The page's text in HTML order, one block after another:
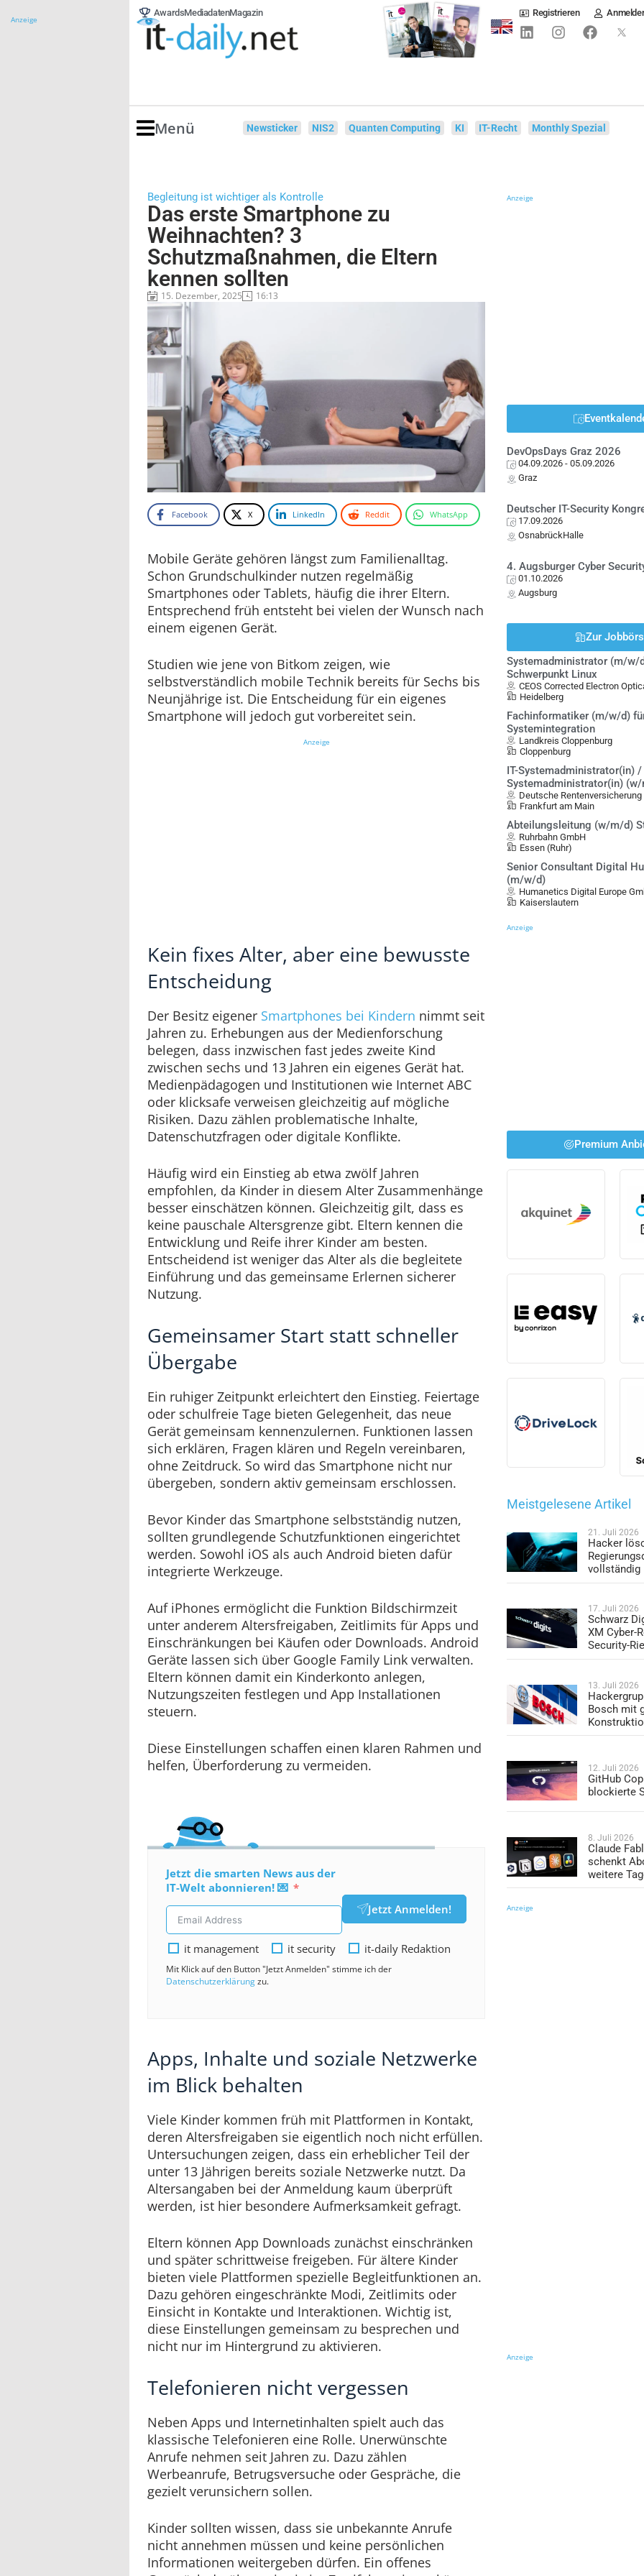
Anzeige
AwardsMediadatenMagazin Registrieren
Menü Newsticker NIS2 Quanten Computing KI IT-Recht Monthly Spezial
Begleitung ist wichtiger als Kontrolle
Das erste Smartphone zu
Weihnachten? 3
Schutzmaßnahmen, die Eltern
kennen sollten
15. Dezember, 2025 16:13
Facebook X LinkedIn Reddit WhatsApp
Mobile Geräte gehören längst zum Familienalltag.
Schon Grundschulkinder nutzen regelmäßig
Smartphones oder Tablets, häufig die ihrer Eltern.
Entsprechend früh entsteht bei vielen der Wunsch nach
einem eigenen Gerät.
Studien wie jene von Bitkom zeigen, wie
selbstverständlich mobile Technik bereits für Sechs bis
Neunjährige ist. Die Entscheidung für ein eigenes
Smartphone will jedoch gut vorbereitet sein.
Anzeige
Kein fixes Alter, aber eine bewusste
Entscheidung
Der Besitz eigener Smartphones bei Kindern nimmt seit
Jahren zu. Erhebungen aus der Medienforschung
belegen, dass inzwischen fast jedes zweite Kind
zwischen sechs und 13 Jahren ein eigenes Gerät hat.
Medienpädagogen und Institutionen wie Internet ABC
oder klicksafe verweisen gleichzeitig auf mögliche
Risiken. Dazu zählen problematische Inhalte,
Datenschutzfragen oder digitale Konflikte.
Häufig wird ein Einstieg ab etwa zwölf Jahren
empfohlen, da Kinder in diesem Alter Zusammenhänge
besser einschätzen können. Gleichzeitig gilt, dass es
keine pauschale Altersgrenze gibt. Eltern kennen die
Entwicklung und Reife ihrer Kinder am besten.
Entscheidend ist weniger das Alter als die begleitete
Einführung und das gemeinsame Erlernen sicherer
Nutzung.
Gemeinsamer Start statt schneller
Übergabe
Ein ruhiger Zeitpunkt erleichtert den Einstieg. Feiertage
oder schulfreie Tage bieten Gelegenheit, das neue
Gerät gemeinsam kennenzulernen. Funktionen lassen
sich erklären, Fragen klären und Regeln vereinbaren,
ohne Zeitdruck. So wird das Smartphone nicht nur
übergeben, sondern aktiv gemeinsam erschlossen.
Bevor Kinder das Smartphone selbstständig nutzen,
sollten grundlegende Schutzfunktionen eingerichtet
werden. Sowohl iOS als auch Android bieten dafür
integrierte Werkzeuge.
Auf iPhones ermöglicht die Funktion Bildschirmzeit
unter anderem Altersfreigaben, Zeitlimits für Apps und
Einschränkungen bei Käufen oder Downloads. Android
Geräte lassen sich über Google Family Link verwalten.
Eltern können damit ein Kinderkonto anlegen,
Nutzungszeiten festlegen und App Installationen
steuern.
Diese Einstellungen schaffen einen klaren Rahmen und
helfen, Überforderung zu vermeiden.
Jetzt die smarten News aus der
IT-Welt abonnieren! 💌
Jetzt Anmelden!
it management it security it-daily Redaktion
Mit Klick auf den Button "Jetzt Anmelden" stimme ich der
Datenschutzerklärungzu.
Apps, Inhalte und soziale Netzwerke
im Blick behalten
Viele Kinder kommen früh mit Plattformen in Kontakt,
deren Altersfreigaben sie eigentlich noch nicht erfüllen.
Untersuchungen zeigen, dass ein erheblicher Teil der
unter 13 Jährigen bereits soziale Netzwerke nutzt. Da
Altersangaben bei der Anmeldung kaum überprüft
werden, ist hier besondere Aufmerksamkeit gefragt.
Eltern können App Downloads zunächst einschränken
und später schrittweise freigeben. Für ältere Kinder
bieten viele Plattformen spezielle Begleitfunktionen an.
Dazu gehören eingeschränkte Modi, Zeitlimits oder
Einsicht in Kontakte und Interaktionen. Wichtig ist,
diese Einstellungen gemeinsam zu besprechen und
nicht nur im Hintergrund zu aktivieren.
Telefonieren nicht vergessen
Neben Apps und Internetinhalten spielt auch das
klassische Telefonieren eine Rolle. Unerwünschte
Anrufe nehmen seit Jahren zu. Dazu zählen
Werbeanrufe, Betrugsversuche oder Gespräche, die
gezielt verunsichern sollen.
Kinder sollten wissen, dass sie unbekannte Anrufe
nicht annehmen müssen und keine persönlichen
Informationen weitergeben dürfen. Ein offenes
Anzeige
DevOpsDays Graz 2026
04.09.2026 - 05.09.2026
Graz
Deutscher IT-Security
17.09.2026
OsnabrückHalle
4. Augsburger Cyber
01.10.2026
Augsburg
Zur
Systemadministrator (m/w/
Schwerpunkt Linux
CEOS Corrected Electron
Heidelberg
Fachinformatiker (m/w/d)
Systemintegration
Landkreis Cloppenburg
Cloppenburg
IT-Systemadministrator(in) /
Systemadministrator(in)
Deutsche
Frankfurt am Main
Abteilungsleitung (w/m/d)
Ruhrbahn GmbH
Essen (Ruhr)
Senior Consultant Digital
(m/w/d)
Humanetics Digital Europe
Kaiserslautern
Anzeige
Premium
Meistgelesene Artikel
21. Juli 2026
Hacker
vollständig
17. Juli 2026
Schwarz
XM Cyber-
Security-
13. Juli 2026
Bosch mit
12. Juli 2026
GitHub
blockierte
8. Juli 2026
Claude
schenkt
weitere
Anzeige
Anzeige